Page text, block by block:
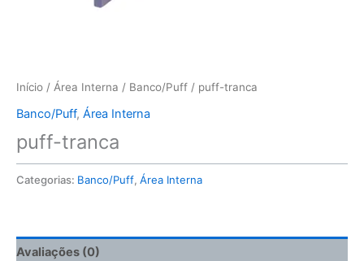
Início / Área Interna / Banco/Puff / puff-tranca
Banco/Puff, Área Interna
puff-tranca
Categorias: Banco/Puff, Área Interna
Avaliações (0)